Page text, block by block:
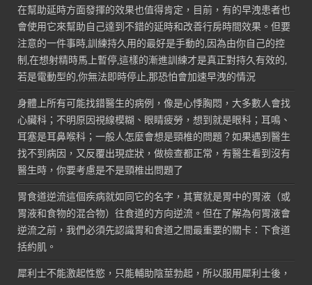
在幫助延時方面發揮的效果也值得肯定，目前，有的早洩患者也
會使用它來幫助自己達到不錯的延時和改善行房時間效果。但要
注意的一件事時,訓練持久用的最好是手動的,因為由你自己的控
制,在想射精時馬上暫停,這樣的漸進訓練才是真正對持久有效的,
若是電動型的,你無法即時停止,那恐怕會加速早洩的情況
身體上所有可能找錯醫生的病例，像是心悸胸悶，大多數人會找
心臟科；不明原因視線模糊、眼睛疲勞，想到就是眼科；耳鳴、
耳塞是耳鼻喉科；一般人怎麼會想是頸椎的問題？如果遇到醫生
找不到病因，又反覆出現症狀，做檢查都正常，有醫生看到沒有
醫生時，你要考慮是不是頸椎出問題了
胃食道逆流這個疾病就如同它的名字，其實就是胃中的胃液（或
胃液和食物的混合物）往食道的方向逆流。但在了解為何胃液會
逆流之前，我們必須先認識胃和食道之間最重要的關卡：下食道
括約肌。
犀利士不能激起性慾，只能輔助陰莖勃起，所以服用犀利士後，